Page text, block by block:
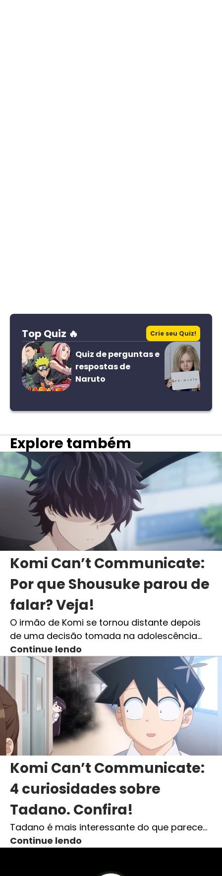
Top Quiz 🔥 Crie seu Quiz!
Quiz de perguntas e
respostas de
Naruto
Explore também
Komi Can’t Communicate:
Por que Shousuke parou de
falar? Veja!
O irmão de Komi se tornou distante depois
de uma decisão tomada na adolescência…
Continue lendo
Komi Can’t Communicate:
4 curiosidades sobre
Tadano. Confira!
Tadano é mais interessante do que parece…
Continue lendo